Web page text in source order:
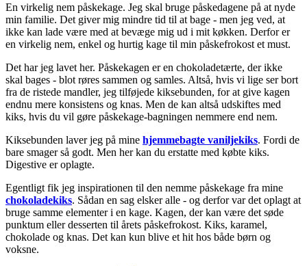
En virkelig nem påskekage. Jeg skal bruge påskedagene på at nyde
min familie. Det giver mig mindre tid til at bage - men jeg ved, at
ikke kan lade være med at bevæge mig ud i mit køkken. Derfor er
en virkelig nem, enkel og hurtig kage til min påskefrokost et must.
Det har jeg lavet her. Påskekagen er en chokoladetærte, der ikke
skal bages - blot røres sammen og samles. Altså, hvis vi lige ser bort
fra de ristede mandler, jeg tilføjede kiksebunden, for at give kagen
endnu mere konsistens og knas. Men de kan altså udskiftes med
kiks, hvis du vil gøre påskekage-bagningen nemmere end nem.
Kiksebunden laver jeg på mine hjemmebagte vaniljekiks. Fordi de
bare smager så godt. Men her kan du erstatte med købte kiks.
Digestive er oplagte.
Egentligt fik jeg inspirationen til den nemme påskekage fra mine
chokoladekiks. Sådan en sag elsker alle - og derfor var det oplagt at
bruge samme elementer i en kage. Kagen, der kan være det søde
punktum eller desserten til årets påskefrokost. Kiks, karamel,
chokolade og knas. Det kan kun blive et hit hos både børn og
voksne.